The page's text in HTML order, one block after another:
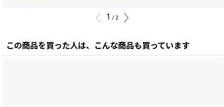
1 / 2
この商品を買った人は、こんな商品も買っています